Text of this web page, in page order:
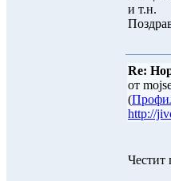
и т.н.
Re:
от
(
http://
Честит